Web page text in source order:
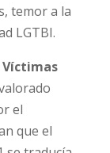
temor a la
LGTBI.
Víctimas
el
que el